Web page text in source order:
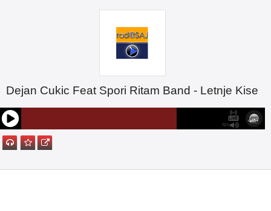
Dejan Cukic Feat Spori Ritam Band - Letnje Kise
70%